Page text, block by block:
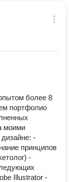
более 8
портфолио
моими
-
принципов
-
Illustrator -